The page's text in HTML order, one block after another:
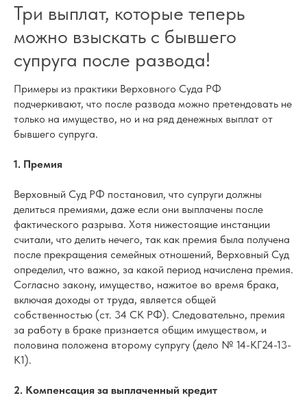
Три выплат, которые теперь
можно взыскать с бывшего
супруга после развода!
Примеры из практики Верховного Суда РФ
подчеркивают, что после развода можно претендовать не
только на имущество, но и на ряд денежных выплат от
бывшего супруга.
1. Премия
Верховный Суд РФ постановил, что супруги должны
делиться премиями, даже если они выплачены после
фактического разрыва. Хотя нижестоящие инстанции
считали, что делить нечего, так как премия была получена
после прекращения семейных отношений, Верховный Суд
определил, что важно, за какой период начислена премия.
Согласно закону, имущество, нажитое во время брака,
включая доходы от труда, является общей
собственностью (ст. 34 СК РФ). Следовательно, премия
за работу в браке признается общим имуществом, и
половина положена второму супругу (дело № 14-КГ24-13-
К1).
2. Компенсация за выплаченный кредит